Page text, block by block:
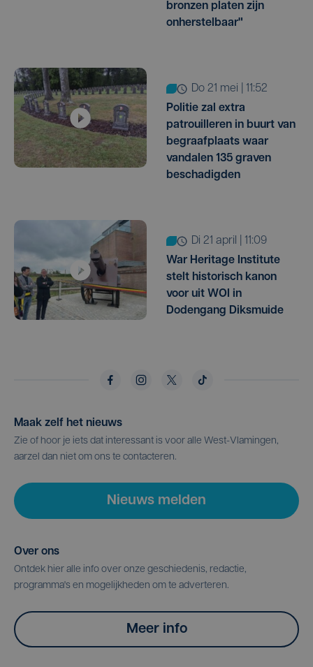
bronzen platen zijn
onherstelbaar"
do 21 mei | 11:52
Politie zal extra
patrouilleren in buurt van
begraafplaats waar
vandalen 135 graven
beschadigden
di 21 april | 11:09
War Heritage Institute
stelt historisch kanon
voor uit WOI in
Dodengang Diksmuide
Maak zelf het nieuws
Zie of hoor je iets dat interessant is voor alle West-Vlamingen,
aarzel dan niet om ons te contacteren.
Nieuws melden
Over ons
Ontdek hier alle info over onze geschiedenis, redactie,
programma's en mogelijkheden om te adverteren.
Meer info